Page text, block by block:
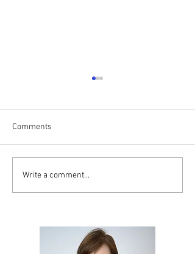
במידה ועברנו התעללות
נרקיסיסטית אנחנו צריכים
Comments
Write a comment...